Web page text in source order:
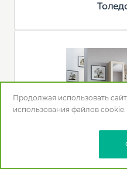
Продолжая использовать
использования файлов cookie.